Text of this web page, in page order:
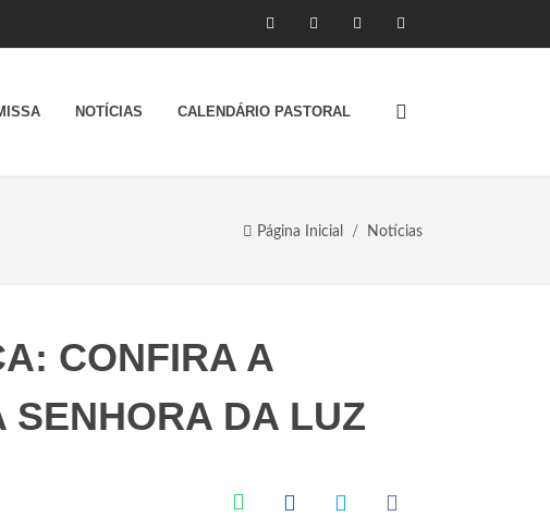
NOTÍCIAS CALENDÁRIO PASTORAL
Página Inicial Notícias
CONFIRA A
SENHORA DA LUZ